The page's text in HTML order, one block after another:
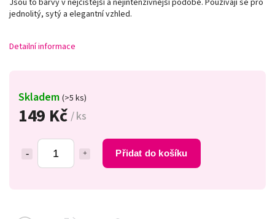
149 Kč / ks
Přidat do košíku
Skladem (>5 ks)
jednolitý, sytý a elegantní vzhled.
Detailní informace